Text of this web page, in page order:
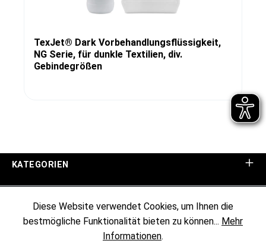
TexJet® Dark Vorbehandlungsflüssigkeit,
NG Serie, für dunkle Textilien, div.
Gebindegrößen
KATEGORIEN
KUNDENINFORMATIONEN
Diese Website verwendet Cookies, um Ihnen die
bestmögliche Funktionalität bieten zu können... Mehr
Informationen.